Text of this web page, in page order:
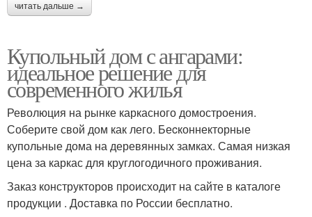
читать дальше →
Купольный дом с ангарами:
идеальное решение для
современного жилья
Революция на рынке каркасного домостроения.
Соберите свой дом как лего. Беcконнекторные
купольные дома на деревянных замках. Самая низкая
цена за каркас для круглогодичного проживания.
Заказ конструкторов происходит на сайте в каталоге
продукции . Доставка по России бесплатно.